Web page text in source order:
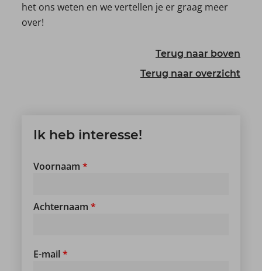
het ons weten en we vertellen je er graag meer
over!
Terug naar boven
Terug naar overzicht
Ik heb interesse!
Voornaam *
Achternaam *
E-mail *